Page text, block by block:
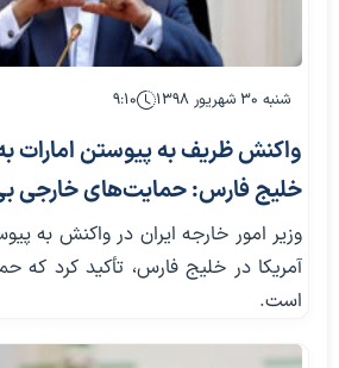
شنبه ۳۰ شهریور ۱۳۹۸ ۹:۱۰
واکنش ظریف به پیوستن امارات به
خلیج فارس: حمایت‌های خارجی
وزیر امور خارجه ایران در واکنش به
آمریکا در خلیج فارس، تأکید کرد که
است.